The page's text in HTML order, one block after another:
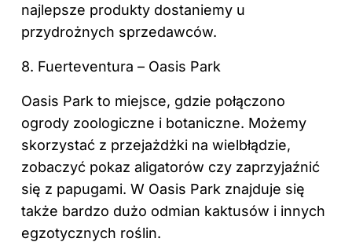
najlepsze produkty dostaniemy u
przydrożnych sprzedawców.
8. Fuerteventura – Oasis Park
Oasis Park to miejsce, gdzie połączono
ogrody zoologiczne i botaniczne. Możemy
skorzystać z przejażdżki na wielbłądzie,
zobaczyć pokaz aligatorów czy zaprzyjaźnić
się z papugami. W Oasis Park znajduje się
także bardzo dużo odmian kaktusów i innych
egzotycznych roślin.